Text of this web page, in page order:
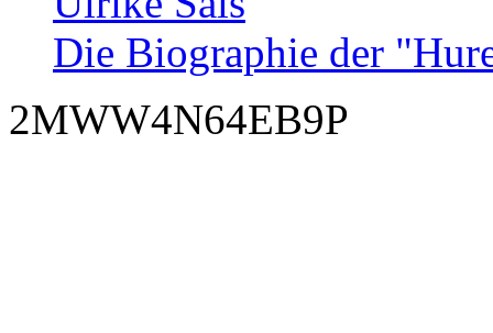
Die Biographie der
2MWW4N64EB9P